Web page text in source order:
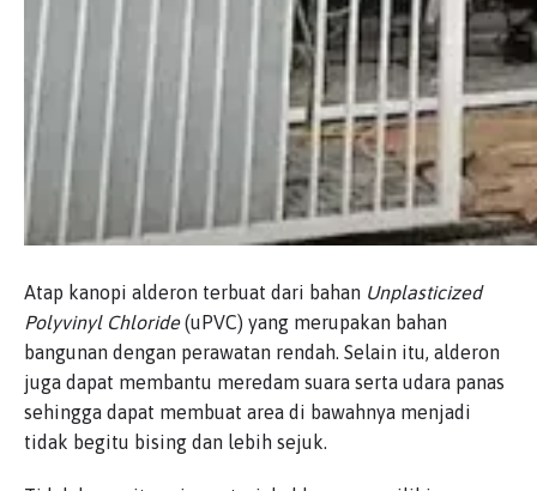
Atap kanopi alderon terbuat dari bahan Unplasticized
Polyvinyl Chloride(uPVC) yang merupakan bahan
bangunan dengan perawatan rendah. Selain itu, alderon
juga dapat membantu meredam suara serta udara panas
sehingga dapat membuat area di bawahnya menjadi
tidak begitu bising dan lebih sejuk.